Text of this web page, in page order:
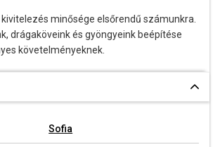
minősége elsőrendű számunkra.
drágaköveink és gyöngyeink beépítése
követelményeknek.
Sofia